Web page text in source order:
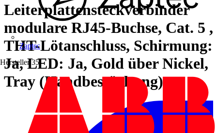
Zaptec
Hersteller 35
Leiterplattensteckverbinder
modulare RJ45-Buchse, Cat. 5 ,
THT-Lötanschluss, Schirmung:
Ja, LED: Ja, Gold über Nickel,
Tray (Handbestückung)